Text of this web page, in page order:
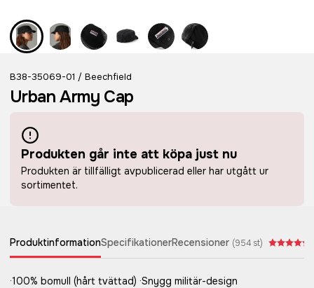
B38-35069-01 / Beechfield
Urban Army Cap
Produkten går inte att köpa just nu
Produkten är tillfälligt avpublicerad eller har utgått ur
sortimentet.
ProduktinformationSpecifikationerRecensioner (954 st)
·100% bomull (hårt tvättad) ·Snygg militär-design